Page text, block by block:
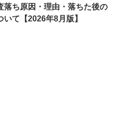
落ち原因・理由・落ちた後の
いて【2026年8月版】